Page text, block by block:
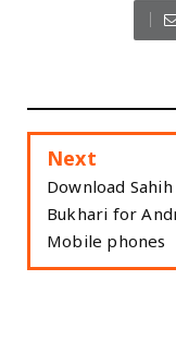
Next
Download Sahih
Bukhari for
Mobile phones